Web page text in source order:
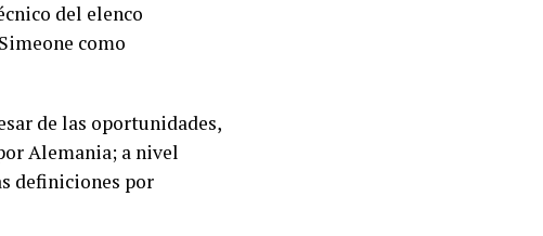
del elenco
como
de las oportunidades,
Alemania; a nivel
definiciones por